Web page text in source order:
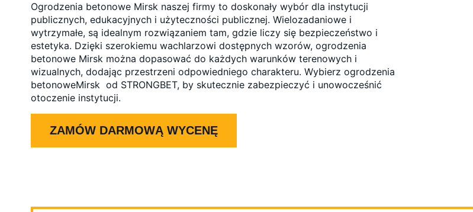
Ogrodzenia betonowe Mirsk naszej firmy to doskonały wybór dla instytucji
publicznych, edukacyjnych i użyteczności publicznej. Wielozadaniowe i
wytrzymałe, są idealnym rozwiązaniem tam, gdzie liczy się bezpieczeństwo i
estetyka. Dzięki szerokiemu wachlarzowi dostępnych wzorów, ogrodzenia
betonowe Mirsk można dopasować do każdych warunków terenowych i
wizualnych, dodając przestrzeni odpowiedniego charakteru. Wybierz ogrodzenia
betonoweMirsk od STRONGBET, by skutecznie zabezpieczyć i unowocześnić
otoczenie instytucji.
ZAMÓW DARMOWĄ WYCENĘ